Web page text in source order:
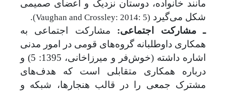
مانند خانواده، دوستان نزدیک و اعضای صمیمی
شکل می‌گیرد (Vaughan and Crossley: 2014: 5)
.
ـ مشارکت اجتماعی:
مشارکت اجتماعی به
همکاری داوطلبانه گروه‌های قومی در امور مدنی
اشاره داشته (خوش‌فر و میرزاخانی، 1395: 5) و
درباره همکاری متقابلی است که هدف‌های
مشترک جمعی را در قالب هنجارها، شبکه و